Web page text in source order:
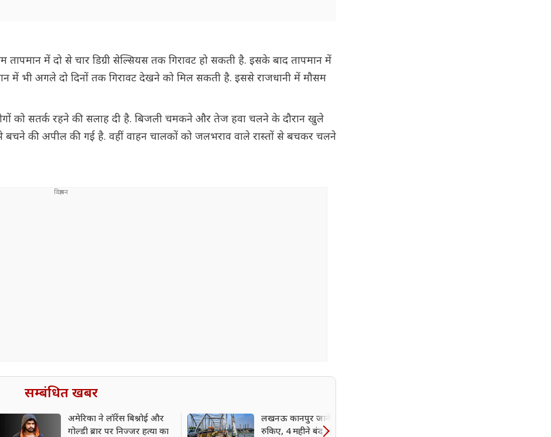
में दो से चार डिग्री सेल्सियस तक गिरावट हो सकती है. इसके बाद तापमान में
में भी अगले दो दिनों तक गिरावट देखने को मिल सकती है. इससे राजधानी में मौसम
को सतर्क रहने की सलाह दी है. बिजली चमकने और तेज हवा चलने के दौरान खुले
की अपील की गई है. वहीं वाहन चालकों को जलभराव वाले रास्तों से बचकर चलने
सम्बंधित खबर
अमेरिका ने लॉरेंस बिश्नोई और
गोल्डी ब्रार पर निज्जर हत्या का
लखनऊ कानपुर जाने वाले
रुकिए, 4 महीने बंद रहेगा अहम